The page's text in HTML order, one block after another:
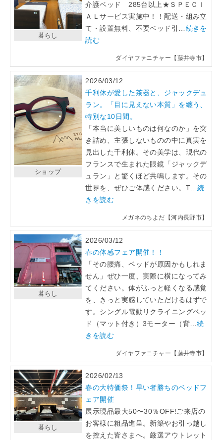
介護ベッド 285台以上★ＳＰＥＣＩ
ＡＬサービス実施中！！配送・組み立
て・設置無料、不要ベッド引… 続きを
読む
ダイヤファニチャー【藤井寺市】
暮らし
2026/03/12
千利休が愛した茶器と、ジャックデュ
ラン。「目に見えない本質」を纏う、
特別な10日間。
「本当に美しいものは何なのか」を突
き詰め、主張しないものの中に真実を
見出した千利休。その美学は、現代の
フランスで生まれた眼鏡「ジャックデ
ュラン」と驚くほど共鳴します。その
世界を、ぜひご体感ください。T…続
きを読む
メガネのちよだ【河内長野市】
ショップ
2026/03/12
春の体感フェア開催！！
「その腰痛、ベッドが原因かもしれま
せん」ぜひ一度、実際に横になってみ
てください。体がふっと軽くなる感覚
を、きっと実感していただけるはずで
す。シングル電動リクライニングベッ
ド（マット付き）3モーター（背…続
きを読む
ダイヤファニチャー【藤井寺市】
暮らし
2026/02/13
春の大特価祭！早い者勝ちのベッドフ
ェア開催
展示現品最大50〜30％OFF!ご来店の
お客様に粗品進呈。新築やお引っ越し
を控えた皆さまへ。厳選アウトレット
暮らし